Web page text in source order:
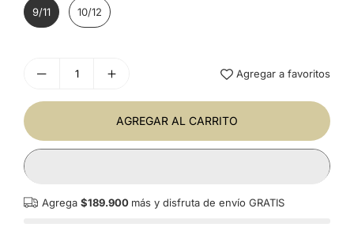
9/11 10/12
Agregar a favoritos
AGREGAR AL CARRITO
Agrega $189.900 más y disfruta de envío GRATIS